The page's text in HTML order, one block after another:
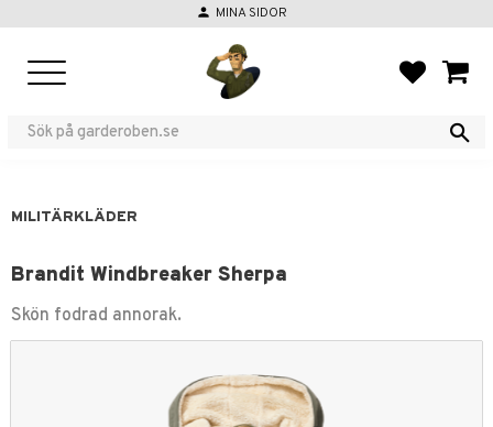
person MINA SIDOR
MILITÄRKLÄDER
Brandit Windbreaker Sherpa
Skön fodrad annorak.